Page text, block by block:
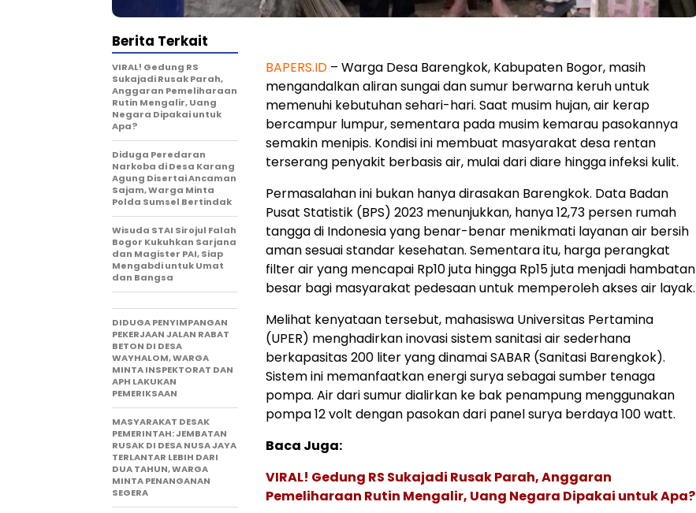
BAPERS.ID – Warga Desa Barengkok, Kabupaten Bogor, masih
mengandalkan aliran sungai dan sumur berwarna keruh untuk
memenuhi kebutuhan sehari-hari. Saat musim hujan, air kerap
bercampur lumpur, sementara pada musim kemarau pasokannya
semakin menipis. Kondisi ini membuat masyarakat desa rentan
terserang penyakit berbasis air, mulai dari diare hingga infeksi kulit.
Permasalahan ini bukan hanya dirasakan Barengkok. Data Badan
Pusat Statistik (BPS) 2023 menunjukkan, hanya 12,73 persen rumah
tangga di Indonesia yang benar-benar menikmati layanan air bersih
aman sesuai standar kesehatan. Sementara itu, harga perangkat
filter air yang mencapai Rp10 juta hingga Rp15 juta menjadi hambatan
besar bagi masyarakat pedesaan untuk memperoleh akses air layak.
Melihat kenyataan tersebut, mahasiswa Universitas Pertamina
(UPER) menghadirkan inovasi sistem sanitasi air sederhana
berkapasitas 200 liter yang dinamai SABAR (Sanitasi Barengkok).
Sistem ini memanfaatkan energi surya sebagai sumber tenaga
pompa. Air dari sumur dialirkan ke bak penampung menggunakan
pompa 12 volt dengan pasokan dari panel surya berdaya 100 watt.
Baca Juga:
VIRAL! Gedung RS Sukajadi Rusak Parah, Anggaran
Pemeliharaan Rutin Mengalir, Uang Negara Dipakai untuk Apa?
Berita Terkait
VIRAL! Gedung RS
Sukajadi Rusak Parah,
Anggaran Pemeliharaan
Rutin Mengalir, Uang
Negara Dipakai untuk
Apa?
Diduga Peredaran
Narkoba di Desa Karang
Agung Disertai Ancaman
Sajam, Warga Minta
Polda Sumsel Bertindak
Wisuda STAI Sirojul Falah
Bogor Kukuhkan Sarjana
dan Magister PAI, Siap
Mengabdi untuk Umat
dan Bangsa
DIDUGA PENYIMPANGAN
PEKERJAAN JALAN RABAT
BETON DI DESA
WAYHALOM, WARGA
MINTA INSPEKTORAT DAN
APH LAKUKAN
PEMERIKSAAN
MASYARAKAT DESAK
PEMERINTAH: JEMBATAN
RUSAK DI DESA NUSA JAYA
TERLANTAR LEBIH DARI
DUA TAHUN, WARGA
MINTA PENANGANAN
SEGERA